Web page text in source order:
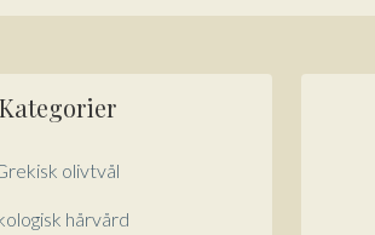
Kategorier
olivtvål
hårvård